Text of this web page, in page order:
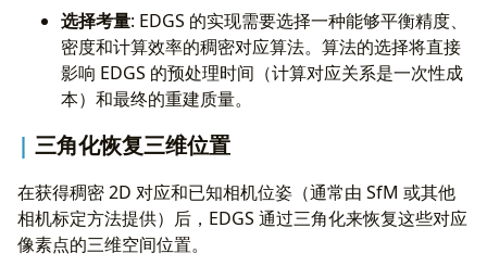
选择考量: EDGS 的实现需要选择一种能够平衡精度、
密度和计算效率的稠密对应算法。算法的选择将直接
影响 EDGS 的预处理时间（计算对应关系是一次性成
本）和最终的重建质量。
三角化恢复三维位置
在获得稠密 2D 对应和已知相机位姿（通常由 SfM 或其他
相机标定方法提供）后，EDGS 通过三角化来恢复这些对应
像素点的三维空间位置。